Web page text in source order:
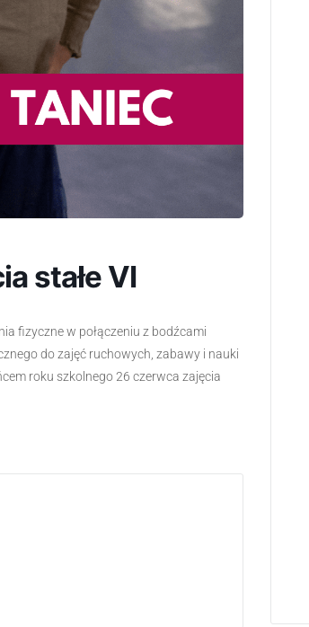
stałe VI
fizyczne w połączeniu z bodźcami
do zajęć ruchowych, zabawy i nauki
roku szkolnego 26 czerwca zajęcia